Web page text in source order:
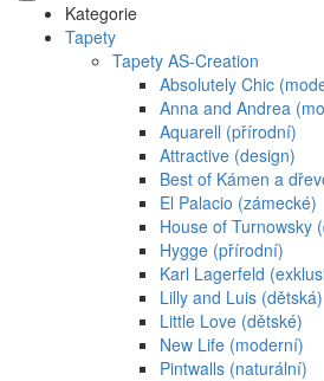
Kategorie
Tapety
Tapety AS-Creation
Absolutely Chic
Anna and Andrea
Aquarell (přírodní)
Attractive (design)
Best of Kámen a
El Palacio (zámecké)
House of Turnowsky
Hygge (přírodní)
Karl Lagerfeld
Lilly and Luis (dětská)
Little Love (dětské)
New Life (moderní)
Pintwalls (naturální)